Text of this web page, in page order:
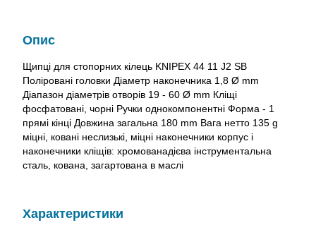
Опис
Щипці для стопорних кілець KNIPEX 44 11 J2 SB
Поліровані головки Діаметр наконечника 1,8 Ø mm
Діапазон діаметрів отворів 19 - 60 Ø mm Кліщі
фосфатовані, чорні Ручки однокомпонентні Форма - 1
прямі кінці Довжина загальна 180 mm Вага нетто 135 g
міцні, ковані неслизькі, міцні наконечники корпус і
наконечники кліщів: хромованадієва інструментальна
сталь, кована, загартована в маслі
Характеристики